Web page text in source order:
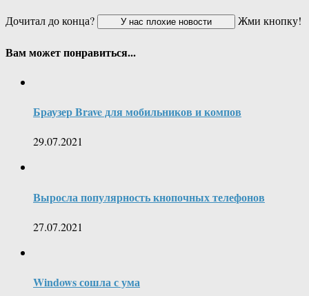
Дочитал до конца?
Жми кнопку!
Вам может понравиться...
Браузер Brave для мобильников и компов
29.07.2021
Выросла популярность кнопочных телефонов
27.07.2021
Windows сошла с ума